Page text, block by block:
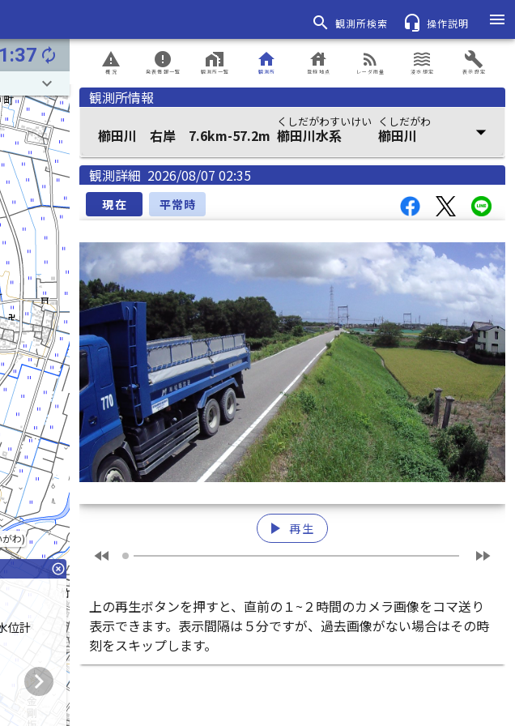
search 観測所検索 headset_mic 操作説明
menu
autorenew
わ)
keyboard_arrow_down
highlight_off
位計
chevron_right
概況
report_problem
発表情報一覧
error
観測所一覧
home_work
観測所
home
登録地点
house
レーダ雨量
rss_feed
浸水想定
waves
表示設定
build
観測所情報
櫛田川 右岸 7.6km-57.2m
くしだがわすいけい
櫛田川水系
くしだがわ
櫛田川 arrow_drop_down
観測詳細 2026/08/07 02:35
現在 平常時
play_arrow 再生
fast_rewind fast_forward
上の再生ボタンを押すと、直前の１~２時間のカメラ画像をコマ送り
表示できます。表示間隔は５分ですが、過去画像がない場合はその時
刻をスキップします。